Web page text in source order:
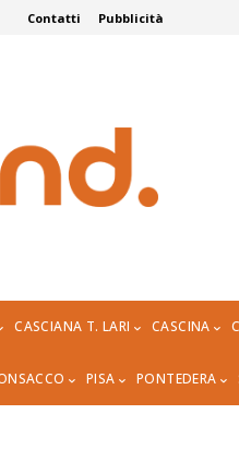
Contatti Pubblicità
CASCIANA T. LARI CASCINA
PISA PONTEDERA